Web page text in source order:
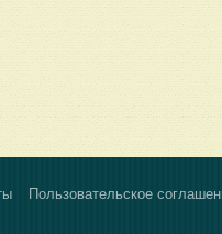
Пользовательское